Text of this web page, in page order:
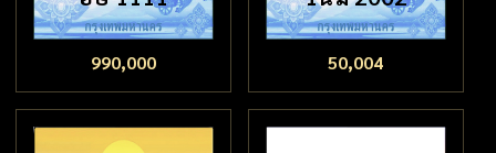
990,000 50,004